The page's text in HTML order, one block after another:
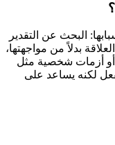
البحث عن التقدير
بدلاً من مواجهتها،
أزمات شخصية مثل
لكنه يساعد على